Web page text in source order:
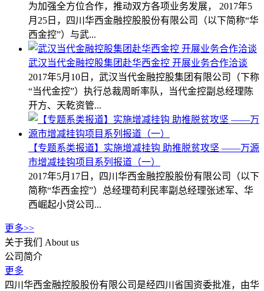
为加强全方位合作，推动双方各项业务发展， 2017年5
月25日，四川华西金融控股股份有限公司（以下简称“华
西金控”）与武...
武汉当代金融控股集团赴华西金控 开展业务合作洽谈
2017年5月10日，武汉当代金融控股集团有限公司（下称
“当代金控”）执行总裁周昕率队，当代金控副总经理陈
开方、天乾资管...
【专题系类报道】实施增减挂钩 助推脱贫攻坚 ——万源
市增减挂钩项目系列报道（一）
2017年5月17日，四川华西金融控股股份有限公司（以下
简称“华西金控”）总经理苟利民率副总经理张述军、华
西崛起小贷公司...
更多>>
关于我们
About us
公司简介
更多
四川华西金融控股股份有限公司是经四川省国资委批准，由华